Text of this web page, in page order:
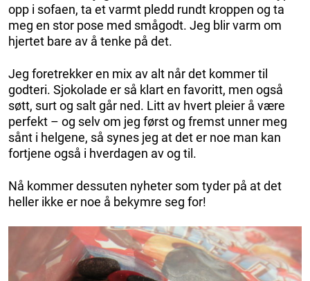
opp i sofaen, ta et varmt pledd rundt kroppen og ta
meg en stor pose med smågodt. Jeg blir varm om
hjertet bare av å tenke på det.
Jeg foretrekker en mix av alt når det kommer til
godteri. Sjokolade er så klart en favoritt, men også
søtt, surt og salt går ned. Litt av hvert pleier å være
perfekt – og selv om jeg først og fremst unner meg
sånt i helgene, så synes jeg at det er noe man kan
fortjene også i hverdagen av og til.
Nå kommer dessuten nyheter som tyder på at det
heller ikke er noe å bekymre seg for!